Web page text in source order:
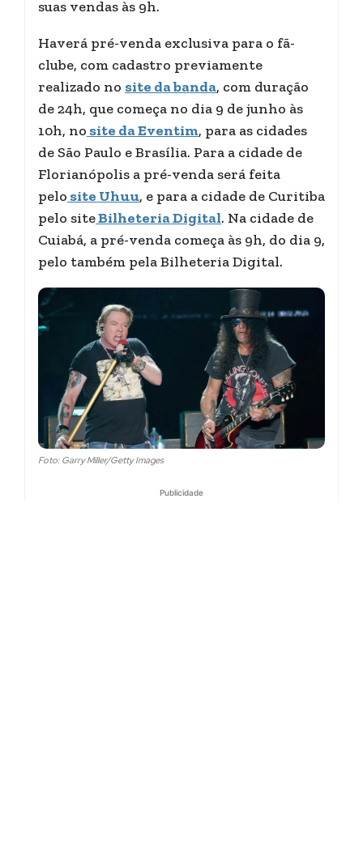
suas vendas às 9h.
Haverá pré-venda exclusiva para o fã-
clube, com cadastro previamente
realizado no site da banda, com duração
de 24h, que começa no dia 9 de junho às
10h, no site da Eventim, para as cidades
de São Paulo e Brasília. Para a cidade de
Florianópolis a pré-venda será feita
pelo site Uhuu, e para a cidade de Curitiba
pelo siteBilheteria Digital. Na cidade de
Cuiabá, a pré-venda começa às 9h, do dia 9,
pelo também pela Bilheteria Digital.
Foto: Garry Miller/Getty Images
Publicidade